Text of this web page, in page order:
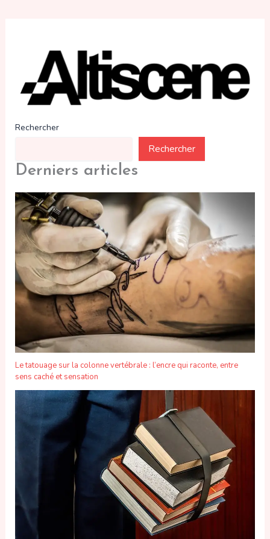
Rechercher
Rechercher
Derniers articles
Le tatouage sur la colonne vertébrale : l’encre qui raconte, entre
sens caché et sensation